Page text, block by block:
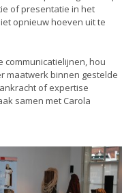
of presentatie in het
opnieuw hoeven uit te
communicatielijnen, hou
maatwerk binnen gestelde
of expertise
samen met Carola